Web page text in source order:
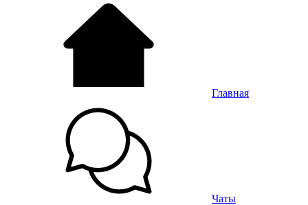
Главная
Чаты